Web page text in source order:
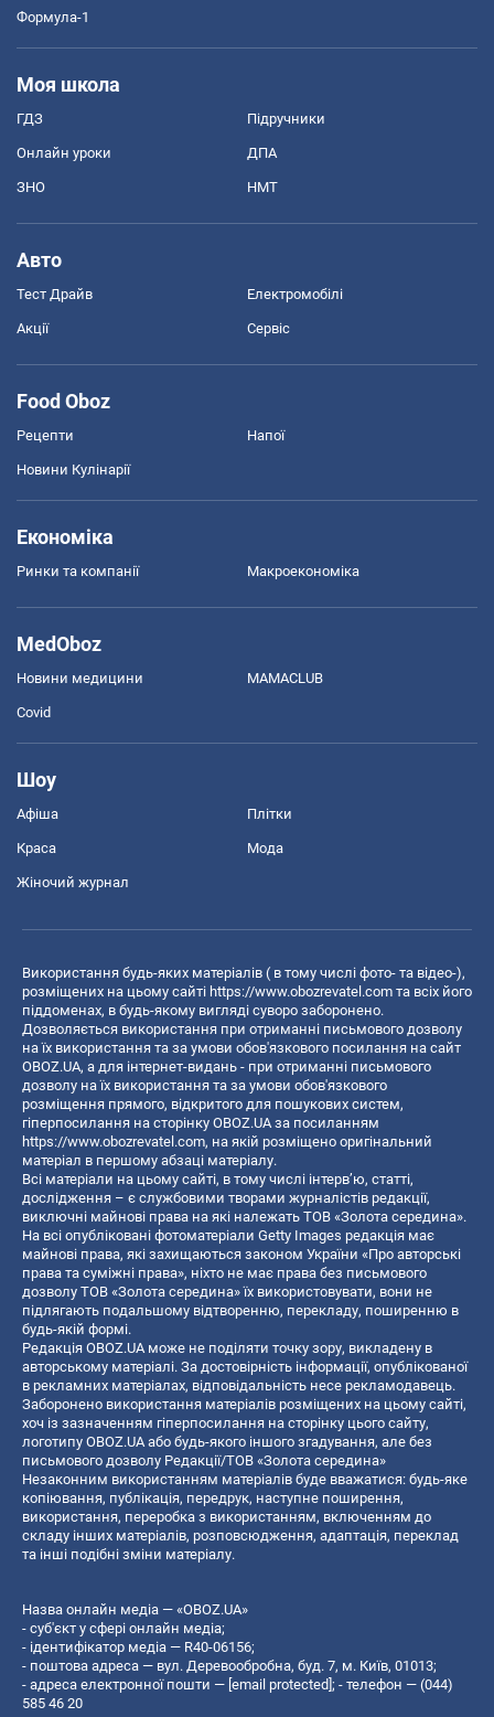
Формула-1
Моя школа
ГДЗ Підручники
Онлайн уроки ДПА
ЗНО НМТ
Авто
Тест Драйв Електромобілі
Акції Сервіс
Food Oboz
Рецепти Напої
Новини Кулінарії
Економіка
Ринки та компанії Макроекономіка
MedOboz
Новини медицини MAMACLUB
Covid
Шоу
Афіша Плітки
Краса Мода
Жіночий журнал
Використання будь-яких матеріалів ( в тому числі фото- та відео-),
розміщених на цьому сайті https://www.obozrevatel.com та всіх його
піддоменах, в будь-якому вигляді суворо заборонено.
Дозволяється використання при отриманні письмового дозволу
на їх використання та за умови обов'язкового посилання на сайт
OBOZ.UA, а для інтернет-видань - при отриманні письмового
дозволу на їх використання та за умови обов'язкового
розміщення прямого, відкритого для пошукових систем,
гіперпосилання на сторінку OBOZ.UA за посиланням
https://www.obozrevatel.com, на якій розміщено оригінальний
матеріал в першому абзаці матеріалу.
Всі матеріали на цьому сайті, в тому числі інтерв’ю, статті,
дослідження – є службовими творами журналістів редакції,
виключні майнові права на які належать ТОВ «Золота середина».
На всі опубліковані фотоматеріали Getty Images редакція має
майнові права, які захищаються законом України «Про авторські
права та суміжні права», ніхто не має права без письмового
дозволу ТОВ «Золота середина» їх використовувати, вони не
підлягають подальшому відтворенню, перекладу, поширенню в
будь-якій формі.
Редакція OBOZ.UA може не поділяти точку зору, викладену в
авторському матеріалі. За достовірність інформації, опублікованої
в рекламних матеріалах, відповідальність несе рекламодавець.
Заборонено використання матеріалів розміщених на цьому сайті,
хоч із зазначенням гіперпосилання на сторінку цього сайту,
логотипу OBOZ.UA або будь-якого іншого згадування, але без
письмового дозволу Редакції/ТОВ «Золота середина»
Незаконним використанням матеріалів буде вважатися: будь-яке
копiювання, публiкацiя, передрук, наступне поширення,
використання, переробка з використанням, включенням до
складу інших матеріалів, розповсюдження, адаптація, переклад
та інші подібні зміни матеріалу.
Назва онлайн медіа — «OBOZ.UA»
- суб'єкт у сфері онлайн медіа;
- ідентифікатор медіа — R40-06156;
- поштова адреса — вул. Деревообробна, буд. 7, м. Київ, 01013;
- адреса електронної пошти — [email protected] ; - телефон — (044)
585 46 20